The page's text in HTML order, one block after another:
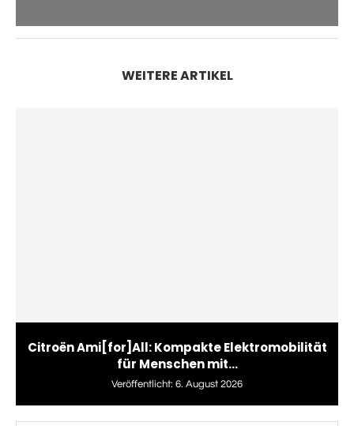
WEITERE ARTIKEL
Citroën Ami[for]All: Kompakte Elektromobilität
für Menschen mit...
Veröffentlicht: 6. August 2026